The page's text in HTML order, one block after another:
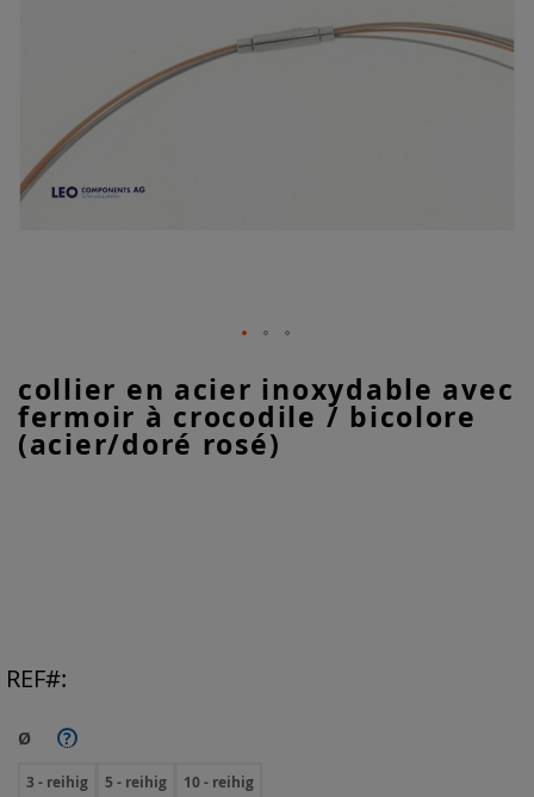
collier en acier inoxydable avec
fermoir à crocodile / bicolore
(acier/doré rosé)
Ø ?
3 - reihig 5 - reihig 10 - reihig
REF
to
the
beginning
of